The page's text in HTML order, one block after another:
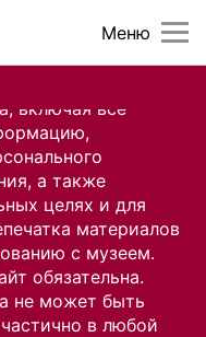
включая все
а также
целях и для
материалов
с музеем.
обязательна.
не может быть
в любой
Меню